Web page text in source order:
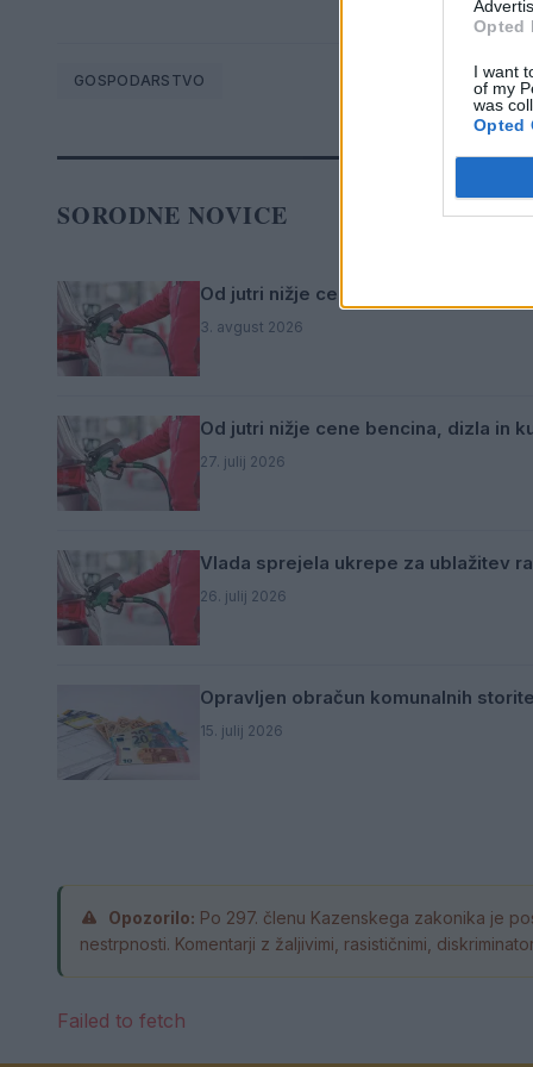
Opted
I want
of my
was
Opted
GOSPODARSTVO
SORODNE NOVICE
Od jutri nižje cene bencina ter višje
3. avgust 2026
Od jutri nižje cene bencina, dizla in
27. julij 2026
Vlada sprejela ukrepe za ublažitev
26. julij 2026
Opravljen obračun komunalnih
15. julij 2026
Opozorilo: Po 297. členu Kazenskega zakonika je
nestrpnosti. Komentarji z žaljivimi, rasističnimi,
Failed to fetch